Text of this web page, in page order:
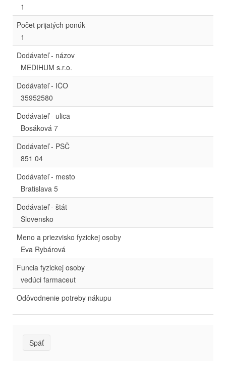
1
Počet prijatých ponúk
1
Dodávateľ - názov
MEDIHUM s.r.o.
Dodávateľ - IČO
35952580
Dodávateľ - ulica
Bosáková 7
Dodávateľ - PSČ
851 04
Dodávateľ - mesto
Bratislava 5
Dodávateľ - štát
Slovensko
Meno a priezvisko fyzickej osoby
Eva Rybárová
Funcia fyzickej osoby
vedúci farmaceut
Odôvodnenie potreby nákupu
Späť